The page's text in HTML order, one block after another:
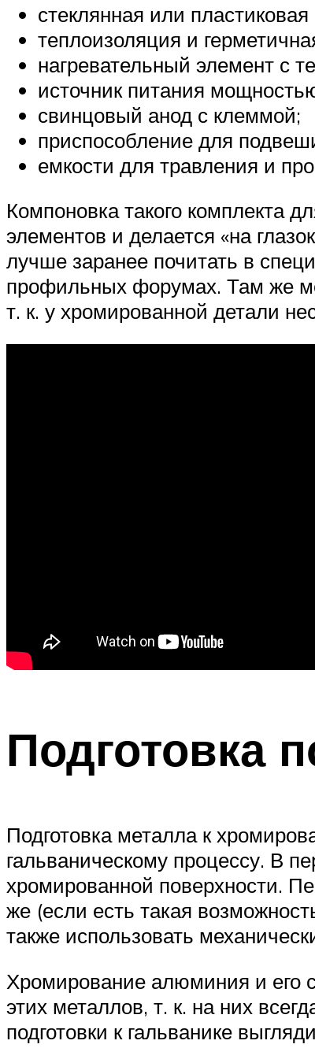
стеклянная или пластиковая
теплоизоляция и
нагревательный элемент с
источник питания
свинцовый анод с клеммой;
приспособление для
емкости для травления и
Компоновка такого комплекта
элементов и делается «на
лучше заранее почитать в
профильных форумах. Там же
т. к. у хромированной детали
Подготовка
Подготовка металла к
гальваническому процессу. В
хромированной поверхности.
же (если есть такая
также использовать
Хромирование алюминия и его
этих металлов, т. к. на них
подготовки к гальванике